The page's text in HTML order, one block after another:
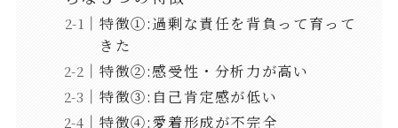
特徴①:過剰な責任を背負って育って
きた
特徴②:感受性・分析力が高い
特徴③:自己肯定感が低い
特徴④:愛着形成が不完全